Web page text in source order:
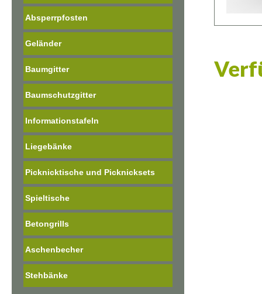
Absperrpfosten
Geländer
Baumgitter
Baumschutzgitter
Informationstafeln
Liegebänke
Picknicktische und Picknicksets
Spieltische
Betongrills
Aschenbecher
Stehbänke